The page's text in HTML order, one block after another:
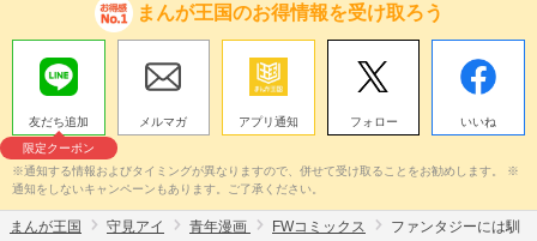
まんが王国のお得情報を受け取ろう
友だち追加
限定クーポン
メルマガ アプリ通知 フォロー いいね
※通知する情報およびタイミングが異なりますので、併せて受け取ることをお勧めします。 ※
通知をしないキャンペーンもあります。ご了承ください。
まんが王国 守見アイ 青年漫画 FWコミックス
ファンタジーには馴